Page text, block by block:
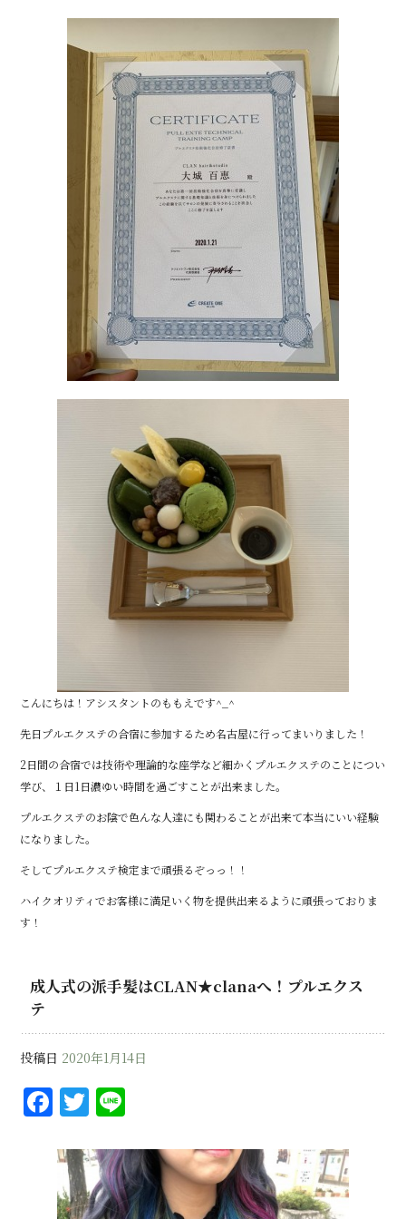
こんにちは！アシスタントのももえです^_^
先日プルエクステの合宿に参加するため名古屋に行ってまいりました！
2日間の合宿では技術や理論的な座学など細かくプルエクステのことについ
学び、１日1日濃ゆい時間を過ごすことが出来ました。
プルエクステのお陰で色んな人達にも関わることが出来て本当にいい経験
になりました。
そしてプルエクステ検定まで頑張るぞっっ！！
ハイクオリティでお客様に満足いく物を提供出来るように頑張っておりま
す！
成人式の派手髪はCLAN★clanaへ！プルエクス
テ
投稿日 2020年1月14日
F
a
c
e
T
w
it
te
e